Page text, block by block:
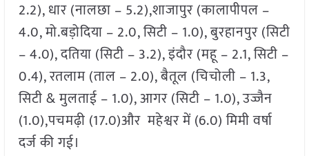
2.2), धार (नालछा – 5.2),शाजापुर (कालापीपल –
4.0, मो.बड़ोदिया – 2.0, सिटी – 1.0), बुरहानपुर (सिटी
– 4.0), दतिया (सिटी – 3.2), इंदौर (महू – 2.1, सिटी –
0.4), रतलाम (ताल – 2.0), बैतूल (चिचोली – 1.3,
सिटी & मुलताई – 1.0), आगर (सिटी – 1.0), उज्जैन
(1.0),पचमढ़ी (17.0)और महेश्वर में (6.0) मिमी वर्षा
दर्ज की गई।